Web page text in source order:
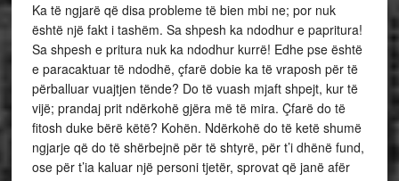
Ka të ngjarë që disa probleme të bien mbi ne; por nuk
është një fakt i tashëm. Sa shpesh ka ndodhur e papritura!
Sa shpesh e pritura nuk ka ndodhur kurrë! Edhe pse është
e paracaktuar të ndodhë, çfarë dobie ka të vraposh për të
përballuar vuajtjen tënde? Do të vuash mjaft shpejt, kur të
vijë; prandaj prit ndërkohë gjëra më të mira. Çfarë do të
fitosh duke bërë këtë? Kohën. Ndërkohë do të ketë shumë
ngjarje që do të shërbejnë për të shtyrë, për t’i dhënë fund,
ose për t’ia kaluar një personi tjetër, sprovat që janë afër